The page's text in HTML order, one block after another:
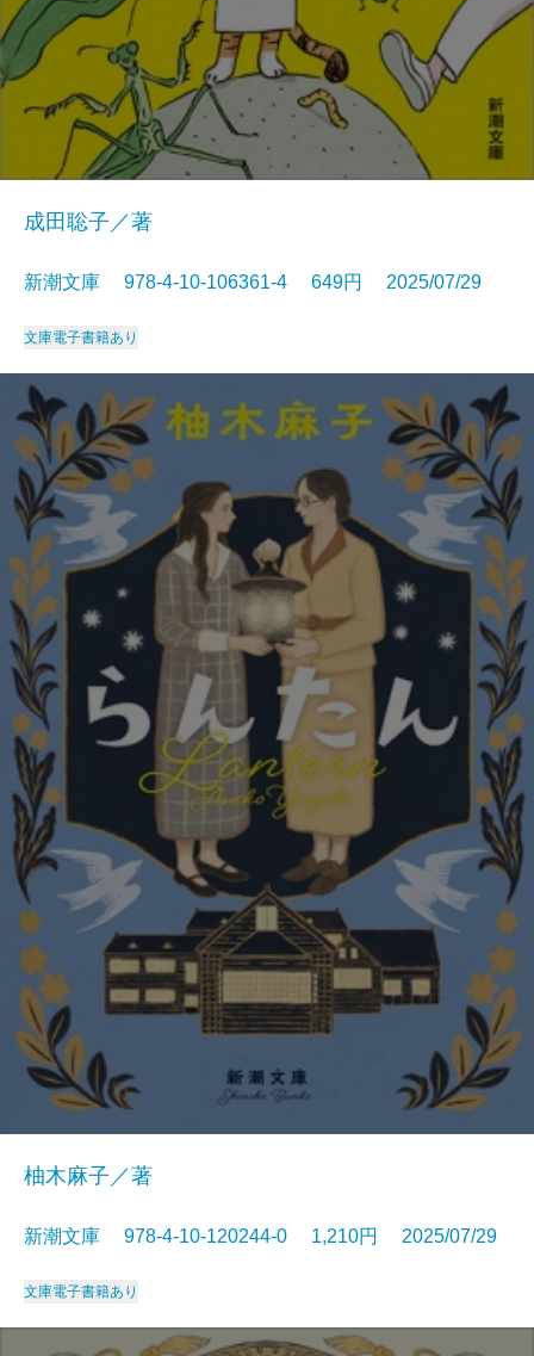
成田聡子／著
新潮文庫 978-4-10-106361-4 649円 2025/07/29
文庫電子書籍あり
柚木麻子／著
新潮文庫 978-4-10-120244-0 1,210円 2025/07/29
文庫電子書籍あり